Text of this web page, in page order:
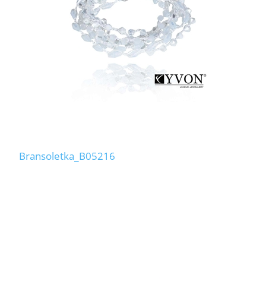
Bransoletka_B05216